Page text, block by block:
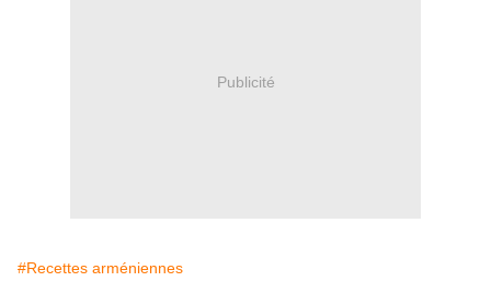
Publicité
#Recettes arméniennes